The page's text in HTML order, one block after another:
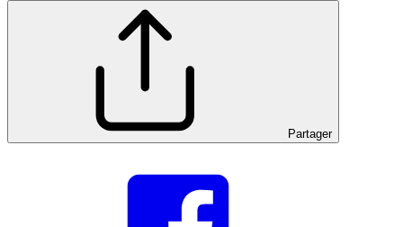
Partager